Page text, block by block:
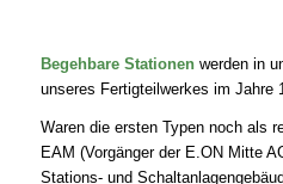
Begehbare Stationenwerden in
unseres Fertigteilwerkes im Jahre
Waren die ersten Typen noch als
EAM (Vorgänger der E.ON Mitte
Stations- und